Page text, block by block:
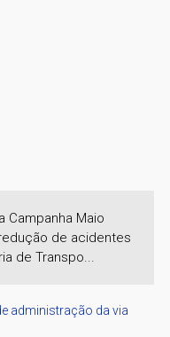
Campanha Maio
de acidentes
de Transpo...
administração da via